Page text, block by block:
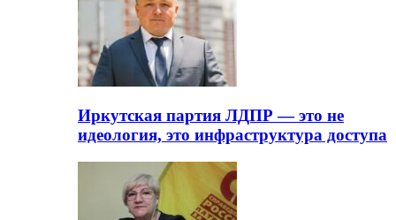
Иркутская партия ЛДПР — это не
идеология, это инфраструктура доступа